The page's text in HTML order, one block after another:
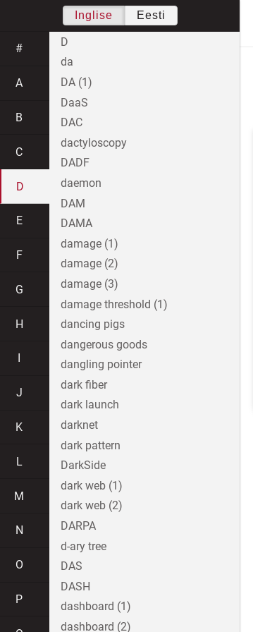
Inglise Eesti
#
A
B
C
D
E
F
G
H
J
K
L
M
N
O
P
D
da
DA (1)
DaaS
DAC
dactyloscopy
DADF
daemon
DAM
DAMA
damage (1)
damage (2)
damage (3)
damage threshold (1)
dancing pigs
dangerous goods
dangling pointer
dark fiber
dark launch
darknet
dark pattern
DarkSide
dark web (1)
dark web (2)
DARPA
d-ary tree
DAS
DASH
dashboard (1)
dashboard (2)